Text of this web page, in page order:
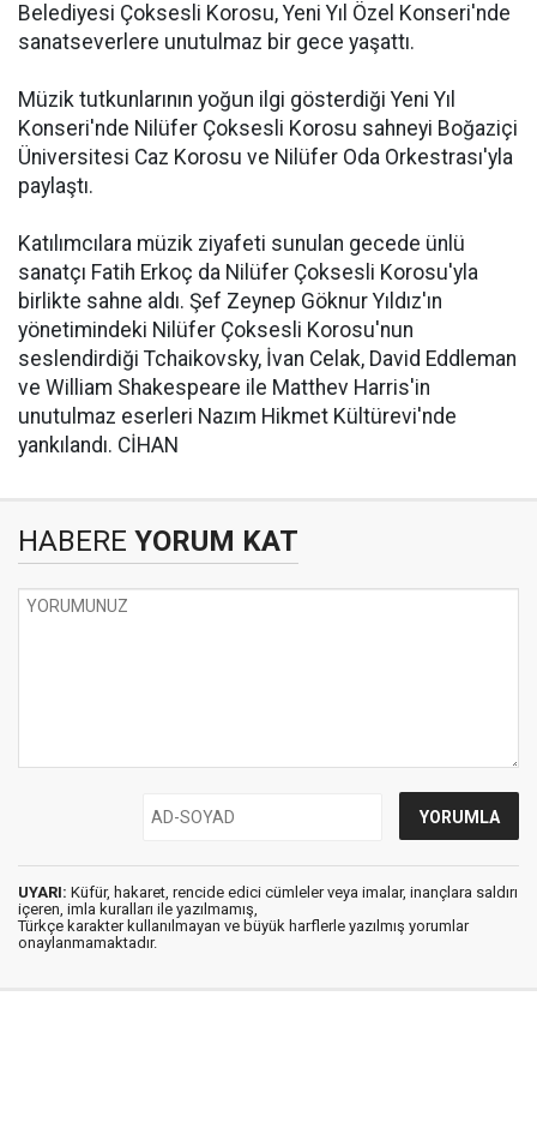
Belediyesi Çoksesli Korosu, Yeni Yıl Özel Konseri'nde
sanatseverlere unutulmaz bir gece yaşattı.
Müzik tutkunlarının yoğun ilgi gösterdiği Yeni Yıl
Konseri'nde Nilüfer Çoksesli Korosu sahneyi Boğaziçi
Üniversitesi Caz Korosu ve Nilüfer Oda Orkestrası'yla
paylaştı.
Katılımcılara müzik ziyafeti sunulan gecede ünlü
sanatçı Fatih Erkoç da Nilüfer Çoksesli Korosu'yla
birlikte sahne aldı. Şef Zeynep Göknur Yıldız'ın
yönetimindeki Nilüfer Çoksesli Korosu'nun
seslendirdiği Tchaikovsky, İvan Celak, David Eddleman
ve William Shakespeare ile Matthev Harris'in
unutulmaz eserleri Nazım Hikmet Kültürevi'nde
yankılandı. CİHAN
HABERE YORUM KAT
UYARI: Küfür, hakaret, rencide edici cümleler veya imalar, inançlara saldırı
içeren, imla kuralları ile yazılmamış,
Türkçe karakter kullanılmayan ve büyük harflerle yazılmış yorumlar
onaylanmamaktadır.